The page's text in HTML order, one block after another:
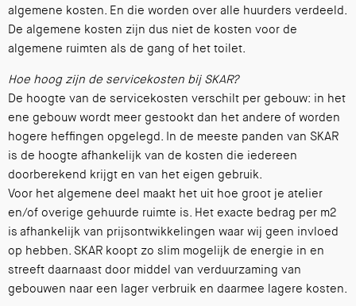
algemene kosten. En die worden over alle huurders verdeeld.
De algemene kosten zijn dus niet de kosten voor de
algemene ruimten als de gang of het toilet.
Hoe hoog zijn de servicekosten bij SKAR?
De hoogte van de servicekosten verschilt per gebouw: in het
ene gebouw wordt meer gestookt dan het andere of worden
hogere heffingen opgelegd. In de meeste panden van SKAR
is de hoogte afhankelijk van de kosten die iedereen
doorberekend krijgt en van het eigen gebruik.
Voor het algemene deel maakt het uit hoe groot je atelier
en/of overige gehuurde ruimte is. Het exacte bedrag per m2
is afhankelijk van prijsontwikkelingen waar wij geen invloed
op hebben. SKAR koopt zo slim mogelijk de energie in en
streeft daarnaast door middel van verduurzaming van
gebouwen naar een lager verbruik en daarmee lagere kosten.